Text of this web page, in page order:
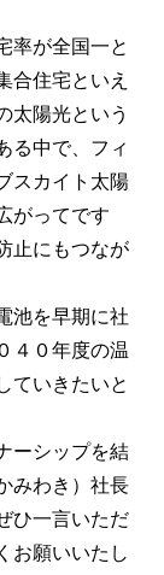
率が全国一と
合住宅といえ
太陽光という
る中で、フィ
スカイト太陽
がってです
止にもつなが
池を早期に社
４０年度の温
ていきたいと
ーシップを結
みわき）社長
ひ一言いただ
お願いいたし